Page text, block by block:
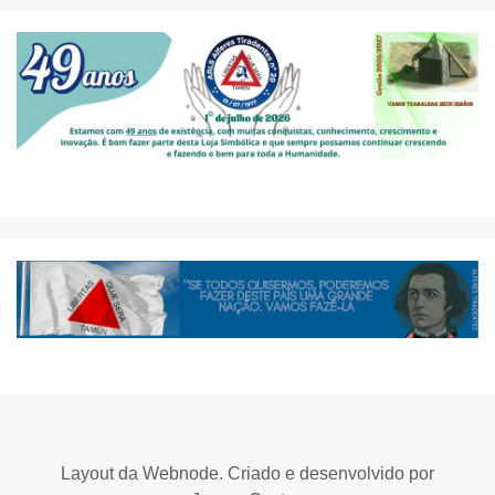
Layout da Webnode. Criado e desenvolvido por